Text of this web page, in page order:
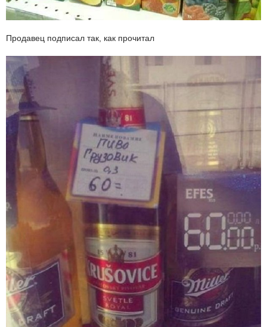
Продавец подписал так, как прочитал